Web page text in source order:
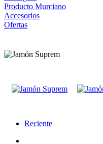
Producto Murciano
Accesorios
Ofertas
Reciente